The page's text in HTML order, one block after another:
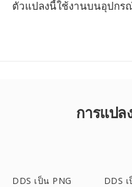
ตัวแปลงนี้ใช้งานบนอุปกร
การแปล
DDS เป็น PNG DDS